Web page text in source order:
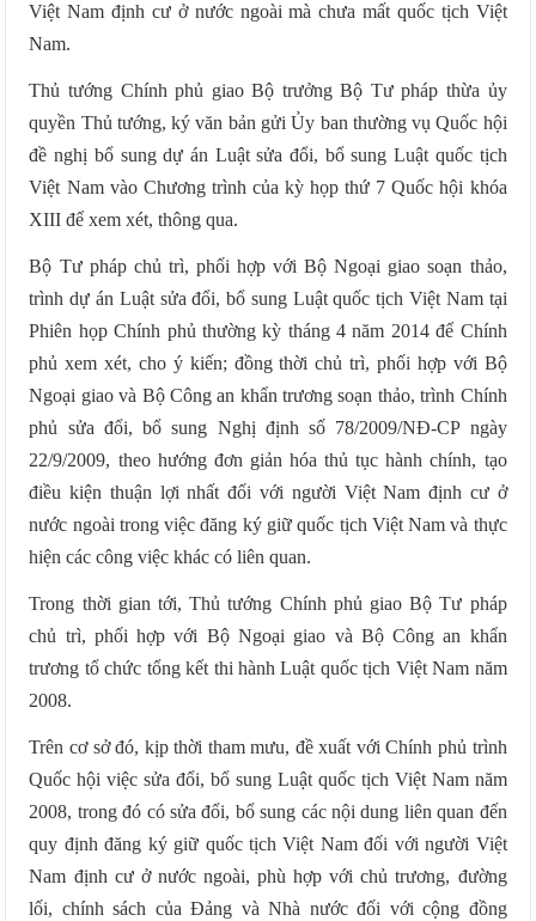
Việt Nam định cư ở nước ngoài mà chưa mất quốc tịch Việt
Nam.
Thủ tướng Chính phủ giao Bộ trưởng Bộ Tư pháp thừa ủy
quyền Thủ tướng, ký văn bản gửi Ủy ban thường vụ Quốc hội
đề nghị bổ sung dự án Luật sửa đổi, bổ sung Luật quốc tịch
Việt Nam vào Chương trình của kỳ họp thứ 7 Quốc hội khóa
XIII để xem xét, thông qua.
Bộ Tư pháp chủ trì, phối hợp với Bộ Ngoại giao soạn thảo,
trình dự án Luật sửa đổi, bổ sung Luật quốc tịch Việt Nam tại
Phiên họp Chính phủ thường kỳ tháng 4 năm 2014 để Chính
phủ xem xét, cho ý kiến; đồng thời chủ trì, phối hợp với Bộ
Ngoại giao và Bộ Công an khẩn trương soạn thảo, trình Chính
phủ sửa đổi, bổ sung Nghị định số 78/2009/NĐ-CP ngày
22/9/2009, theo hướng đơn giản hóa thủ tục hành chính, tạo
điều kiện thuận lợi nhất đối với người Việt Nam định cư ở
nước ngoài trong việc đăng ký giữ quốc tịch Việt Nam và thực
hiện các công việc khác có liên quan.
Trong thời gian tới, Thủ tướng Chính phủ giao Bộ Tư pháp
chủ trì, phối hợp với Bộ Ngoại giao và Bộ Công an khẩn
trương tổ chức tổng kết thi hành Luật quốc tịch Việt Nam năm
2008.
Trên cơ sở đó, kịp thời tham mưu, đề xuất với Chính phủ trình
Quốc hội việc sửa đổi, bổ sung Luật quốc tịch Việt Nam năm
2008, trong đó có sửa đổi, bổ sung các nội dung liên quan đến
quy định đăng ký giữ quốc tịch Việt Nam đối với người Việt
Nam định cư ở nước ngoài, phù hợp với chủ trương, đường
lối, chính sách của Đảng và Nhà nước đối với cộng đồng